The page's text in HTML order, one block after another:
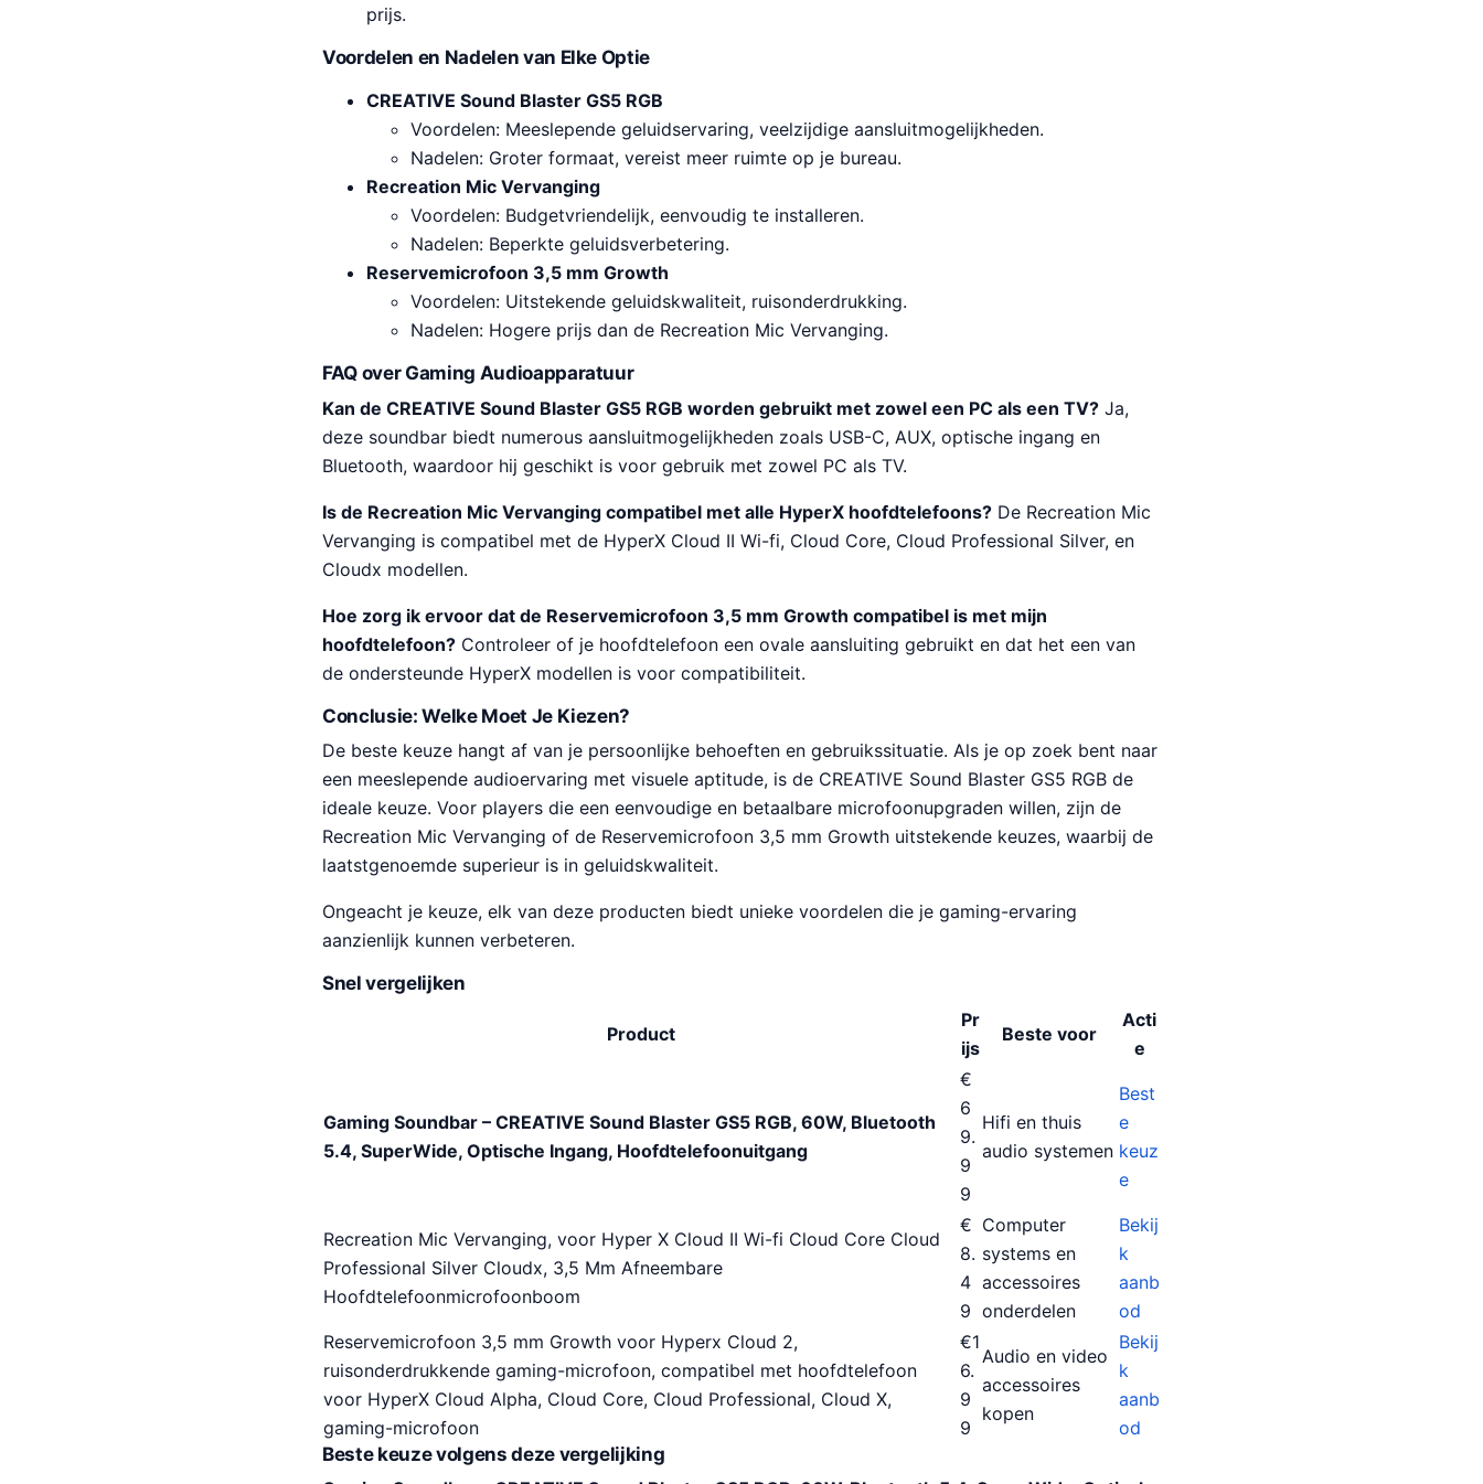
prijs.
Voordelen en Nadelen van Elke Optie
CREATIVE Sound Blaster GS5 RGB
Voordelen: Meeslepende geluidservaring, veelzijdige aansluitmogelijkheden.
Nadelen: Groter formaat, vereist meer ruimte op je bureau.
Recreation Mic Vervanging
Voordelen: Budgetvriendelijk, eenvoudig te installeren.
Nadelen: Beperkte geluidsverbetering.
Reservemicrofoon 3,5 mm Growth
Voordelen: Uitstekende geluidskwaliteit, ruisonderdrukking.
Nadelen: Hogere prijs dan de Recreation Mic Vervanging.
FAQ over Gaming Audioapparatuur
Kan de CREATIVE Sound Blaster GS5 RGB worden gebruikt met zowel een PC als een TV? Ja,
deze soundbar biedt numerous aansluitmogelijkheden zoals USB-C, AUX, optische ingang en
Bluetooth, waardoor hij geschikt is voor gebruik met zowel PC als TV.
Is de Recreation Mic Vervanging compatibel met alle HyperX hoofdtelefoons? De Recreation Mic
Vervanging is compatibel met de HyperX Cloud II Wi-fi, Cloud Core, Cloud Professional Silver, en
Cloudx modellen.
Hoe zorg ik ervoor dat de Reservemicrofoon 3,5 mm Growth compatibel is met mijn
hoofdtelefoon? Controleer of je hoofdtelefoon een ovale aansluiting gebruikt en dat het een van
de ondersteunde HyperX modellen is voor compatibiliteit.
Conclusie: Welke Moet Je Kiezen?
De beste keuze hangt af van je persoonlijke behoeften en gebruikssituatie. Als je op zoek bent naar
een meeslepende audioervaring met visuele aptitude, is de CREATIVE Sound Blaster GS5 RGB de
ideale keuze. Voor players die een eenvoudige en betaalbare microfoonupgraden willen, zijn de
Recreation Mic Vervanging of de Reservemicrofoon 3,5 mm Growth uitstekende keuzes, waarbij de
laatstgenoemde superieur is in geluidskwaliteit.
Ongeacht je keuze, elk van deze producten biedt unieke voordelen die je gaming-ervaring
aanzienlijk kunnen verbeteren.
Snel vergelijken
Product
Pr
ijs
Beste voor
Acti
e
Gaming Soundbar – CREATIVE Sound Blaster GS5 RGB, 60W, Bluetooth
5.4, SuperWide, Optische Ingang, Hoofdtelefoonuitgang
€
6
9.
9
9
Hifi en thuis
audio systemen
Best
e
keuz
e
Recreation Mic Vervanging, voor Hyper X Cloud II Wi-fi Cloud Core Cloud
Professional Silver Cloudx, 3,5 Mm Afneembare
Hoofdtelefoonmicrofoonboom
€
8.
4
9
Computer
systems en
accessoires
onderdelen
Bekij
k
aanb
od
Reservemicrofoon 3,5 mm Growth voor Hyperx Cloud 2,
ruisonderdrukkende gaming-microfoon, compatibel met hoofdtelefoon
voor HyperX Cloud Alpha, Cloud Core, Cloud Professional, Cloud X,
gaming-microfoon
€1
6.
9
9
Audio en video
accessoires
kopen
Bekij
k
aanb
od
Beste keuze volgens deze vergelijking